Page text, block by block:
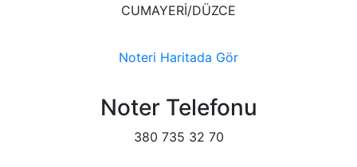
CUMAYERİ/DÜZCE
Noteri Haritada Gör
Noter Telefonu
380 735 32 70